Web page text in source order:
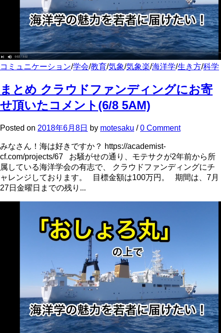
コミュニケーション/学会/教育/気象/気象楽/海洋学/生き方/科学
まとめ クラウドファンディングにお寄
せ頂いたコメント(6/8 5AM)
Posted on 2018年6月8日 by motesaku /0 Comment
みなさん！海は好きですか？ https://academist-
cf.com/projects/67 お騒がせの通り、モテサクが2年前から所
属している海洋学会の有志で、 クラウドファンディングにチ
ャレンジしております。 目標金額は100万円。 期間は、7月
27日金曜日までの残り...